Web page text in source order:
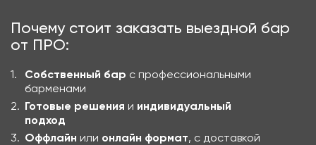
Почему стоит заказать выездной бар
от ПРО:
Собственный бар с профессиональными
барменами
Готовые решения и индивидуальный
подход
Оффлайн или онлайн формат, с доставкой